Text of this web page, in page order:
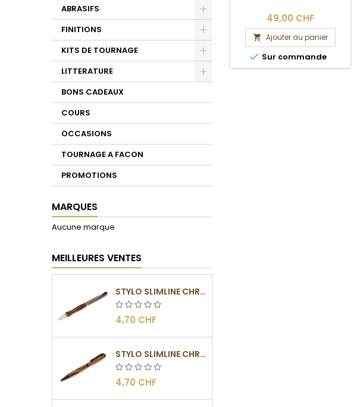
ABRASIFS
FINITIONS
Toggle
KITS DE TOURNAGE
Toggle
LITTERATURE
BONS CADEAUX
COURS
OCCASIONS
TOURNAGE A FACON
PROMOTIONS
MARQUES
Aucune marque
MEILLEURES VENTES
STYLO SLIMLINE CHROMÉ
4,70 CHF
STYLO SLIMLINE CHROMÉ NOIR
4,70 CHF
49,00 CHF
 Ajouter au panier
 Sur commande